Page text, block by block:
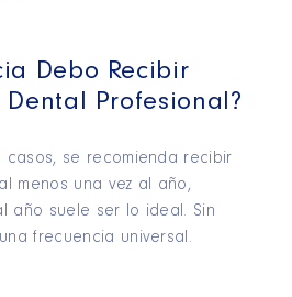
Debo Recibir
Dental Profesional?
casos, se recomienda recibir
menos una vez al año,
año suele ser lo ideal. Sin
frecuencia universal.